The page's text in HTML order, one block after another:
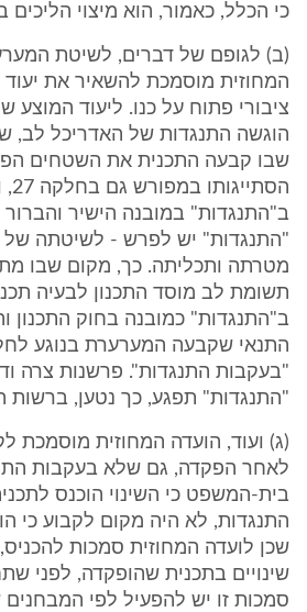
כי הכלל, כאמור, הוא מיצוי הליכים
(ב) לגופם של דברים, לשיטת
הוגשה התנגדות של האדריכל לב,
שבו קבעה התכנית את השטחים
ב"התנגדות" במובנה הישיר
"התנגדות" יש לפרש - לשיטתה
מטרתה ותכליתה. כך, מקום שבו
תשומת לב מוסד התכנון לבעיה
ב"התנגדות" כמובנה בחוק התכנון
"בעקבות התנגדות". פרשנות צרה
"התנגדות" תפגע, כך נטען, ברשות
(ג) ועוד, הועדה המחוזית מוסמכת
לאחר הפקדה, גם שלא בעקבות
בית-המשפט כי השינוי הוכנס
התנגדות, לא היה מקום לקבוע כי
שכן לועדה המחוזית סמכות
שינויים בתכנית שהופקדה, לפני
סמכות זו יש להפעיל לפי